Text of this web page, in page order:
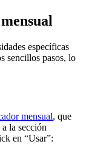
específicas
sencillos pasos, lo
mensual, que
la sección
en “Usar”: